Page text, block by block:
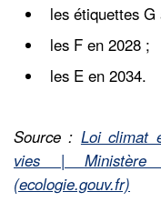
les étiquettes
les F en 2028 ;
les E en 2034.
Source : Loi climat
vies | Ministère
(ecologie.gouv.fr)